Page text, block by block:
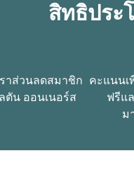
สิทธิประ
าส่วนลดสมาชิก
ตัน ออนเนอร์ส
คะแนนเ
ฟรีแ
ม